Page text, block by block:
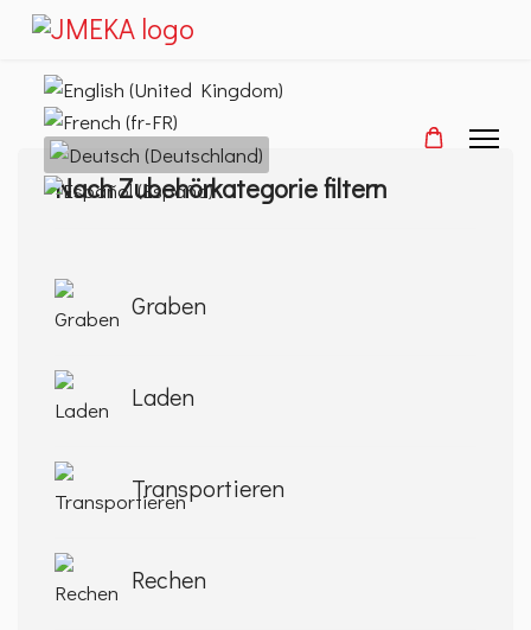
Sprache auswählen
Nach Zubehörkategorie filtern
Graben
Laden
Transportieren
Rechen